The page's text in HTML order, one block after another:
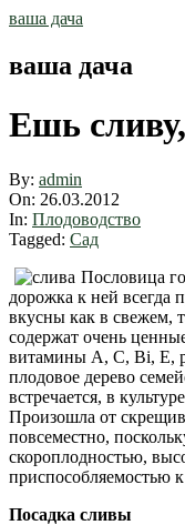
Skip
ваша дача
ваша дача
Ешь
By: admin
On: 26.03.2012
In: Плодоводство
Tagged: Сад
Пословица
дорожка к ней всегда
вкусны как в свежем,
содержат очень
витамины А, С, Bi, E,
плодовое дерево
встречается, в
Произошла от
повсеместно,
скороплодностью,
приспособляемостью
Посадка сливы